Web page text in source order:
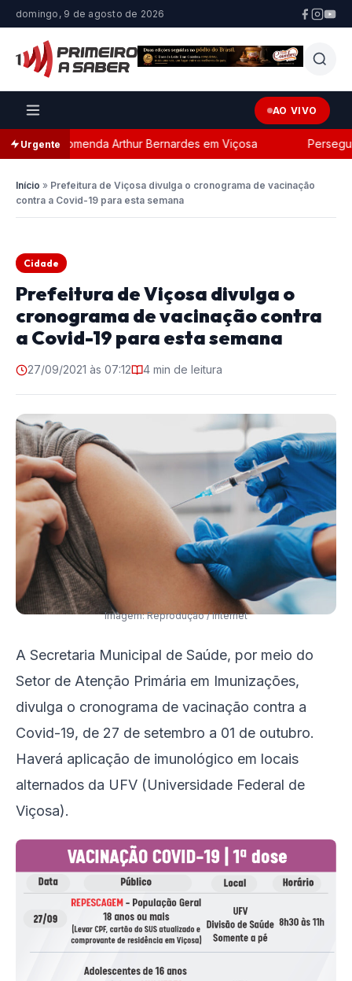
domingo, 9 de agosto de 2026
AO VIVO
Urgente
a Comenda Arthur Bernardes em Viçosa Perseguição
Início » Prefeitura de Viçosa divulga o cronograma de vacinação
contra a Covid-19 para esta semana
Cidade
Prefeitura de Viçosa divulga o
cronograma de vacinação contra
a Covid-19 para esta semana
27/09/2021 às 07:12 4 min de leitura
Imagem: Reprodução / Internet
A Secretaria Municipal de Saúde, por meio do
Setor de Atenção Primária em Imunizações,
divulga o cronograma de vacinação contra a
Covid-19, de 27 de setembro a 01 de outubro.
Haverá aplicação de imunológico em locais
alternados da UFV (Universidade Federal de
Viçosa).